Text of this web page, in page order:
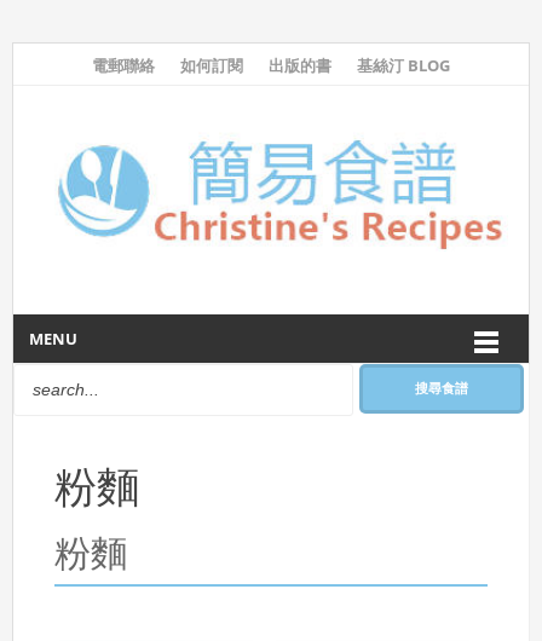
電郵聯絡 如何訂閱 出版的書 基絲汀 BLOG
MENU
搜尋食譜
粉麵
粉麵